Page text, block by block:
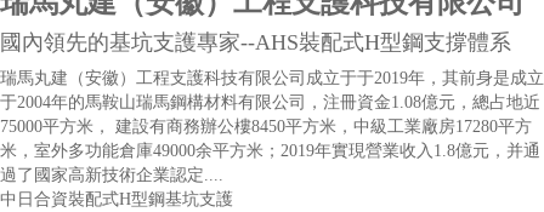
國內領先的基坑支護專家--AHS裝配式H型鋼支撐體系
瑞馬丸建（安徽）工程支護科技有限公司成立于于2019年，其前身是成立
于2004年的馬鞍山瑞馬鋼構材料有限公司，注冊資金1.08億元，總占地近
75000平方米， 建設有商務辦公樓8450平方米，中級工業廠房17280平方
米，室外多功能倉庫49000余平方米；2019年實現營業收入1.8億元，并通
過了國家高新技術企業認定....
中日合資裝配式H型鋼基坑支護